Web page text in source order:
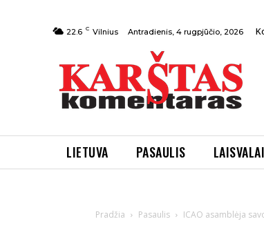
22.6 C Vilnius Antradienis, 4 rugpjūčio, 2026
LIETUVA PASAULIS
Pradžia Pasaulis ICAO asamblėja